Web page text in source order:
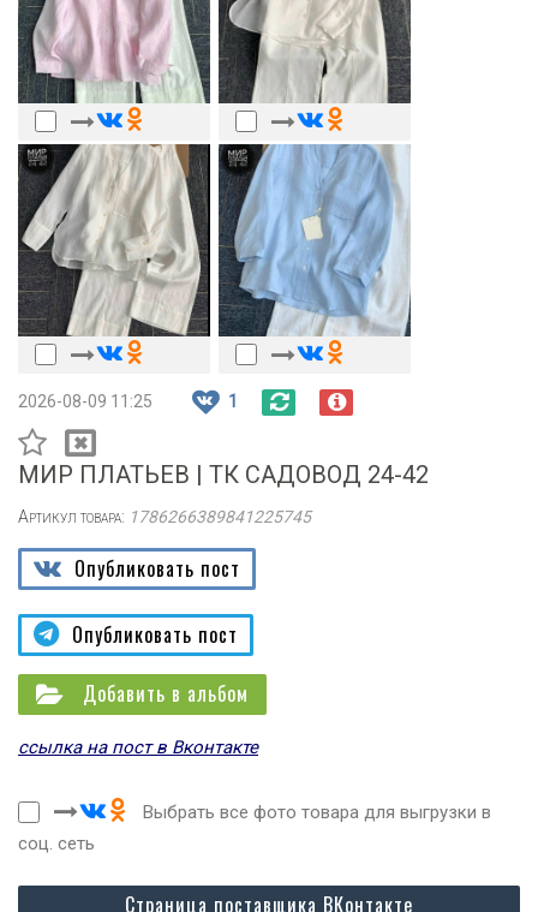
2026-08-09 11:25 1
МИР ПЛАТЬЕВ | ТК САДОВОД 24-42
Артикул товара: 1786266389841225745
Опубликовать пост
Опубликовать пост
Добавить в альбом
ссылка на пост в Вконтакте
Выбрать все фото товара для выгрузки в
соц. сеть
Страница поставщика ВКонтакте